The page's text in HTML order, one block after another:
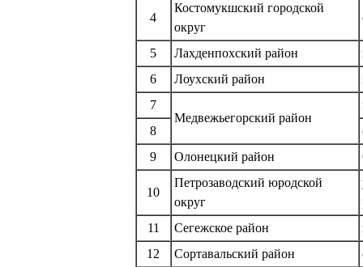
4
Костомукшский городской
округ
5 Лахденпохский район
6
Лоухский район
7
Медвежьегорский район
8
9
Олонецкий район
10
Петрозаводский юродской
округ
11
Сегежское район
12
Сортавальский район